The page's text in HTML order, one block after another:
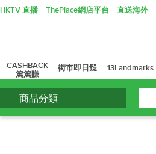
HKTV 直播 ThePlace網店平台 直送海外
CASHBACK
篤篤賺
街市即日餸 13Landmarks
商品分類